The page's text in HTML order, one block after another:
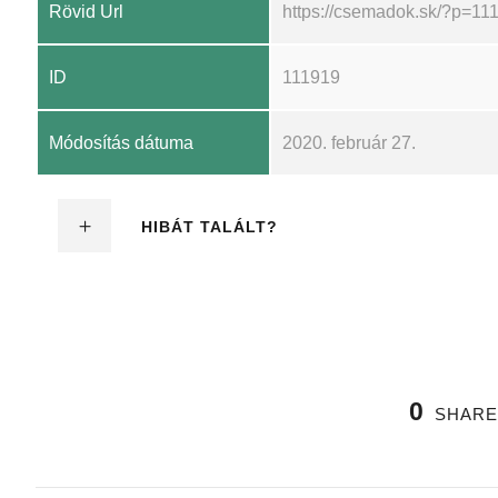
Rövid Url https://csemadok.sk/
ID 111919
Módosítás dátuma 2020. február 27.
HIBÁT TALÁLT?
0